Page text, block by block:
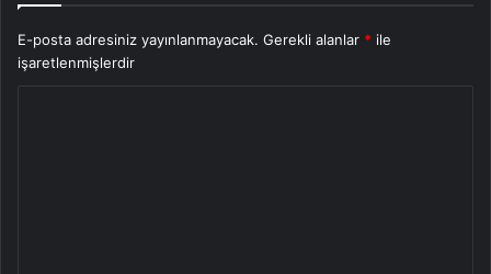
E-posta adresiniz yayınlanmayacak. Gerekli alanlar * ile
işaretlenmişlerdir